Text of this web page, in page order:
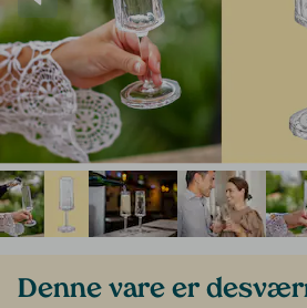
Denne vare er